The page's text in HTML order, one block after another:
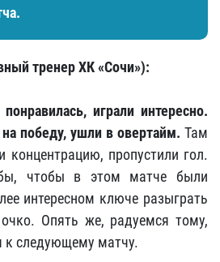
тренер ХК «Сочи»):
играли интересно.
победу, ушли в овертайм. Там
концентрацию, пропустили гол.
бы, чтобы в этом матче были
интересном ключе разыграть
очко. Опять же, радуемся тому,
к следующему матчу.